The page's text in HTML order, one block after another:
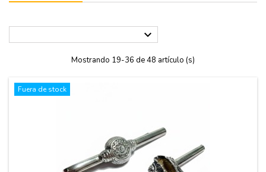

Mostrando 19-36 de 48 artículo (s)
Fuera de stock